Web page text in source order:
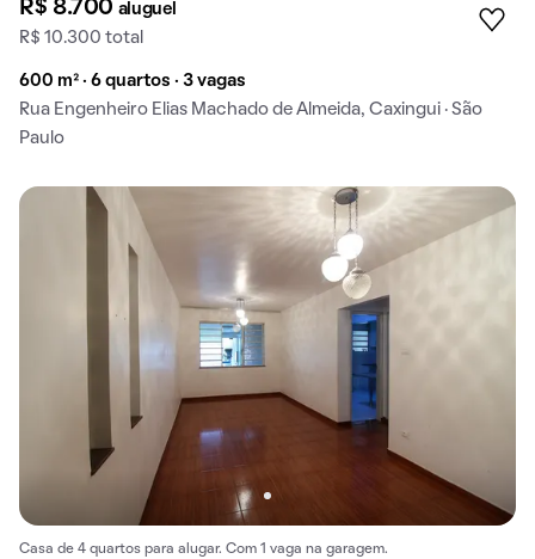
R$ 8.700 aluguel
R$ 10.300 total
600 m² · 6 quartos · 3 vagas
Rua Engenheiro Elias Machado de Almeida, Caxingui · São
Paulo
Casa de 4 quartos para alugar. Com 1 vaga na garagem.